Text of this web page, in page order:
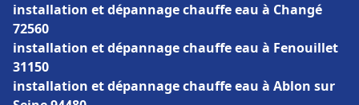
installation et dépannage chauffe eau à Changé
72560
installation et dépannage chauffe eau à Fenouillet
31150
installation et dépannage chauffe eau à Ablon sur